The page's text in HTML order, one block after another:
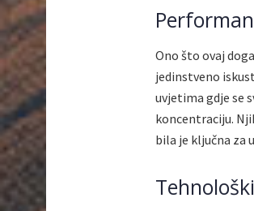
Ono što ovaj
jedinstveno
uvjetima gdje se
koncentraciju.
bila je ključna za